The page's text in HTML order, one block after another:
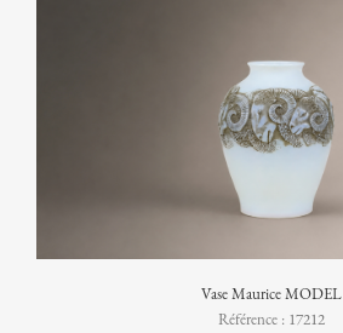
Vase Maurice MODEL
Référence : 17212